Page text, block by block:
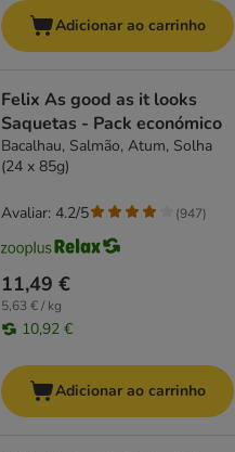
Adicionar ao carrinho
Felix As good as it looks
Saquetas - Pack económico
Bacalhau, Salmão, Atum, Solha
(24 x 85g)
11,49 €
5,63 € / kg
10,92 €
Avaliar: 4.2/5 (947)
Adicionar ao carrinho